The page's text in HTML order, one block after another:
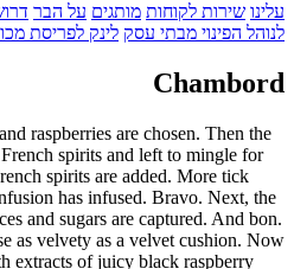
לינק
First, the
juices are
four weeks.
tocking.
fruit is
We have a
the velvety